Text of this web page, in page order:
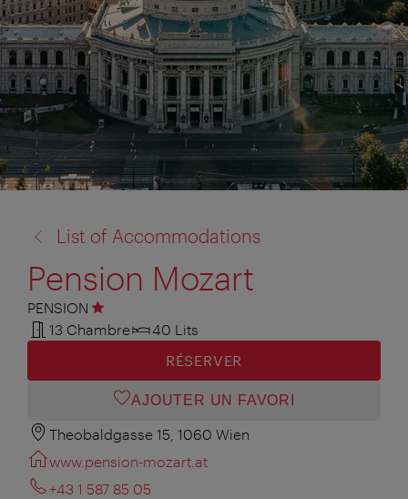
à:
List of Accommodations
Pension Mozart
PENSION 1 étoile
13 Chambre
40 Lits
RÉSERVER
AJOUTER UN FAVORI
Theobaldgasse 15, 1060 Wien
www.pension-mozart.at
+43 1 587 85 05